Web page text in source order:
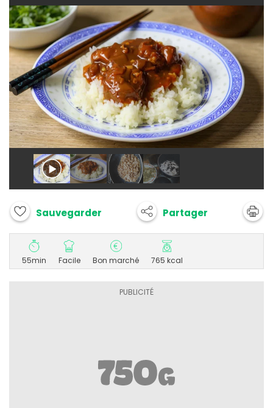
Sauvegarder Partager
55min Facile Bon marché 765 kcal